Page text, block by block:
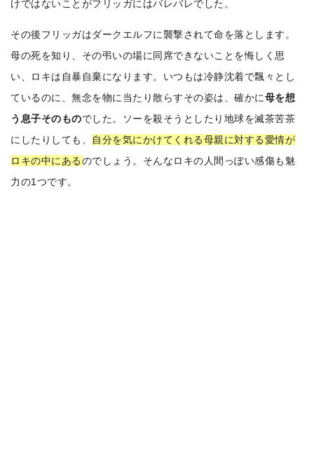
けではないことがフリッガにはバレバレでした。
その後フリッガはダークエルフに襲撃されて命を落とします。
母の死を知り、その弔いの場に同席できないことを悔しく思
い、ロキは自暴自棄になります。いつもは冷静沈着で飄々とし
ているのに、無念を物に当たり散らすその姿は、確かに母を想
う息子そのものでした。ソーを殺そうとしたり地球を滅茶苦茶
にしたりしても、
自分を気にかけてくれる母親に対する愛情が
ロキの中にあるのでしょう。そんなロキの人間っぽい感傷も魅
力の1つです。